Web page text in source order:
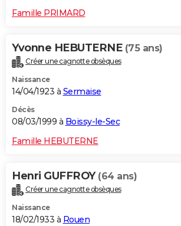
Famille PRIMARD
Yvonne HEBUTERNE (75 ans)
Créer une cagnotte obsèques
Naissance
14/04/1923 à Sermaise
Décès
08/03/1999 à Boissy-le-Sec
Famille HEBUTERNE
Henri GUFFROY (64 ans)
Créer une cagnotte obsèques
Naissance
18/02/1933 à Rouen